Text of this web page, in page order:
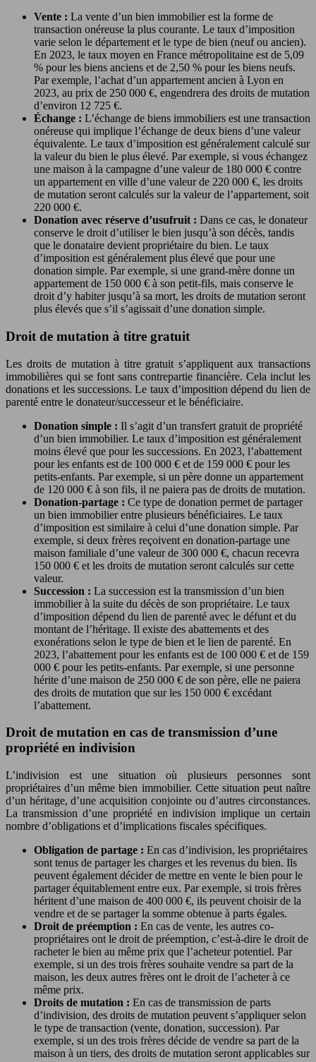
Vente : La vente d’un bien immobilier est la forme de
transaction onéreuse la plus courante. Le taux d’imposition
varie selon le département et le type de bien (neuf ou ancien).
En 2023, le taux moyen en France métropolitaine est de 5,09
% pour les biens anciens et de 2,50 % pour les biens neufs.
Par exemple, l’achat d’un appartement ancien à Lyon en
2023, au prix de 250 000 €, engendrera des droits de mutation
d’environ 12 725 €.
Échange : L’échange de biens immobiliers est une transaction
onéreuse qui implique l’échange de deux biens d’une valeur
équivalente. Le taux d’imposition est généralement calculé sur
la valeur du bien le plus élevé. Par exemple, si vous échangez
une maison à la campagne d’une valeur de 180 000 € contre
un appartement en ville d’une valeur de 220 000 €, les droits
de mutation seront calculés sur la valeur de l’appartement, soit
220 000 €.
Donation avec réserve d’usufruit : Dans ce cas, le donateur
conserve le droit d’utiliser le bien jusqu’à son décès, tandis
que le donataire devient propriétaire du bien. Le taux
d’imposition est généralement plus élevé que pour une
donation simple. Par exemple, si une grand-mère donne un
appartement de 150 000 € à son petit-fils, mais conserve le
droit d’y habiter jusqu’à sa mort, les droits de mutation seront
plus élevés que s’il s’agissait d’une donation simple.
Droit de mutation à titre gratuit
Les droits de mutation à titre gratuit s’appliquent aux transactions
immobilières qui se font sans contrepartie financière. Cela inclut les
donations et les successions. Le taux d’imposition dépend du lien de
parenté entre le donateur/successeur et le bénéficiaire.
Donation simple : Il s’agit d’un transfert gratuit de propriété
d’un bien immobilier. Le taux d’imposition est généralement
moins élevé que pour les successions. En 2023, l’abattement
pour les enfants est de 100 000 € et de 159 000 € pour les
petits-enfants. Par exemple, si un père donne un appartement
de 120 000 € à son fils, il ne paiera pas de droits de mutation.
Donation-partage : Ce type de donation permet de partager
un bien immobilier entre plusieurs bénéficiaires. Le taux
d’imposition est similaire à celui d’une donation simple. Par
exemple, si deux frères reçoivent en donation-partage une
maison familiale d’une valeur de 300 000 €, chacun recevra
150 000 € et les droits de mutation seront calculés sur cette
valeur.
Succession : La succession est la transmission d’un bien
immobilier à la suite du décès de son propriétaire. Le taux
d’imposition dépend du lien de parenté avec le défunt et du
montant de l’héritage. Il existe des abattements et des
exonérations selon le type de bien et le lien de parenté. En
2023, l’abattement pour les enfants est de 100 000 € et de 159
000 € pour les petits-enfants. Par exemple, si une personne
hérite d’une maison de 250 000 € de son père, elle ne paiera
des droits de mutation que sur les 150 000 € excédant
l’abattement.
Droit de mutation en cas de transmission d’une
propriété en indivision
L’indivision est une situation où plusieurs personnes sont
propriétaires d’un même bien immobilier. Cette situation peut naître
d’un héritage, d’une acquisition conjointe ou d’autres circonstances.
La transmission d’une propriété en indivision implique un certain
nombre d’obligations et d’implications fiscales spécifiques.
Obligation de partage : En cas d’indivision, les propriétaires
sont tenus de partager les charges et les revenus du bien. Ils
peuvent également décider de mettre en vente le bien pour le
partager équitablement entre eux. Par exemple, si trois frères
héritent d’une maison de 400 000 €, ils peuvent choisir de la
vendre et de se partager la somme obtenue à parts égales.
Droit de préemption : En cas de vente, les autres co-
propriétaires ont le droit de préemption, c’est-à-dire le droit de
racheter le bien au même prix que l’acheteur potentiel. Par
exemple, si un des trois frères souhaite vendre sa part de la
maison, les deux autres frères ont le droit de l’acheter à ce
même prix.
Droits de mutation : En cas de transmission de parts
d’indivision, des droits de mutation peuvent s’appliquer selon
le type de transaction (vente, donation, succession). Par
exemple, si un des trois frères décide de vendre sa part de la
maison à un tiers, des droits de mutation seront applicables sur